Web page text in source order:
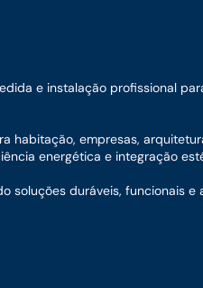
e instalação profissional
empresas,
energética e integração
duráveis, funcionais e